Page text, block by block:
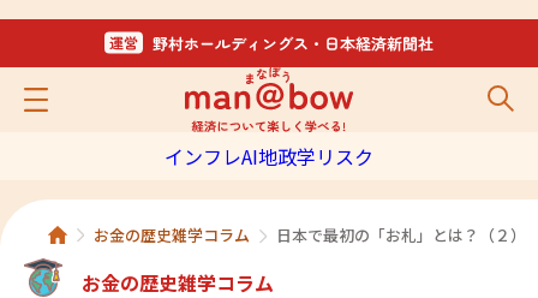
インフレAI地政学リスク
お金の歴史雑学コラム 日本で最初の「お札」とは？（２）
お金の歴史雑学コラム